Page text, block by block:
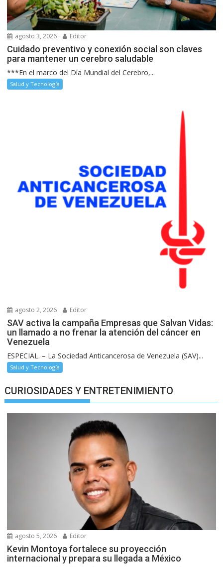
agosto 3, 2026 Editor
Cuidado preventivo y conexión social son claves
para mantener un cerebro saludable
***En el marco del Día Mundial del Cerebro,...
Salud y Tecnología
agosto 2, 2026 Editor
SAV activa la campaña Empresas que Salvan Vidas:
un llamado a no frenar la atención del cáncer en
Venezuela
ESPECIAL. – La Sociedad Anticancerosa de Venezuela (SAV)...
Salud y Tecnología
CURIOSIDADES Y ENTRETENIMIENTO
agosto 5, 2026 Editor
Kevin Montoya fortalece su proyección
internacional y prepara su llegada a México